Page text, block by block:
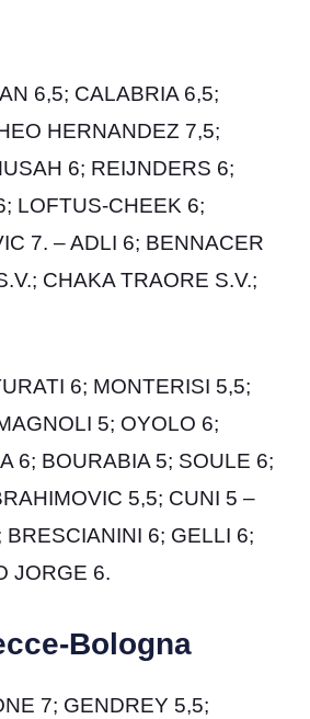
6,5; CALABRIA 6,5;
HERNANDEZ 7,5;
6; REIJNDERS 6;
LOFTUS-CHEEK 6;
7. – ADLI 6; BENNACER
CHAKA TRAORE S.V.;
6; MONTERISI 5,5;
5; OYOLO 6;
6; BOURABIA 5; SOULE 6;
5,5; CUNI 5 –
BRESCIANINI 6; GELLI 6;
JORGE 6.
Bologna
7; GENDREY 5,5;